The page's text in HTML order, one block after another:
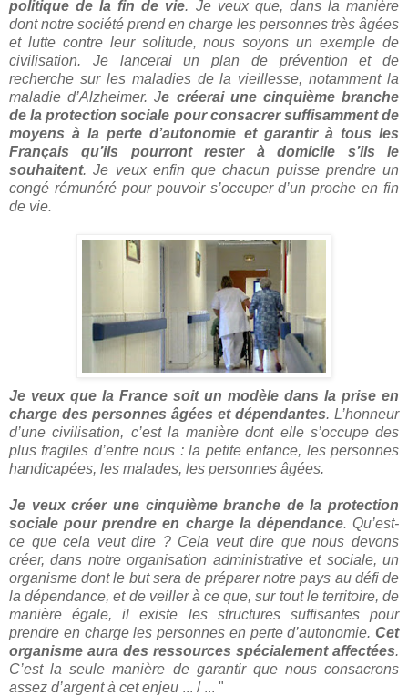
politique de la fin de vie. Je veux que, dans la manière
dont notre société prend en charge les personnes très âgées
et lutte contre leur solitude, nous soyons un exemple de
civilisation. Je lancerai un plan de prévention et de
recherche sur les maladies de la vieillesse, notamment la
maladie d’Alzheimer. Je créerai une cinquième branche
de la protection sociale pour consacrer suffisamment de
moyens à la perte d’autonomie et garantir à tous les
Français qu’ils pourront rester à domicile s’ils le
souhaitent. Je veux enfin que chacun puisse prendre un
congé rémunéré pour pouvoir s’occuper d’un proche en fin
de vie.
Je veux que la France soit un modèle dans la prise en
charge des personnes âgées et dépendantes. L’honneur
d’une civilisation, c’est la manière dont elle s’occupe des
plus fragiles d’entre nous : la petite enfance, les personnes
handicapées, les malades, les personnes âgées.
Je veux créer une cinquième branche de la protection
sociale pour prendre en charge la dépendance. Qu’est-
ce que cela veut dire ? Cela veut dire que nous devons
créer, dans notre organisation administrative et sociale, un
organisme dont le but sera de préparer notre pays au défi de
la dépendance, et de veiller à ce que, sur tout le territoire, de
manière égale, il existe les structures suffisantes pour
prendre en charge les personnes en perte d’autonomie. Cet
organisme aura des ressources spécialement affectées.
C’est la seule manière de garantir que nous consacrons
assez d’argent à cet enjeu ... / ... "